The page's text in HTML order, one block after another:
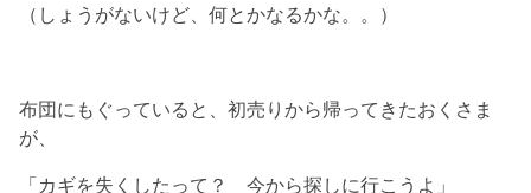
（しょうがないけど、何とかなるかな。。）
布団にもぐっていると、初売りから帰ってきたおくさま
が、
「カギを失くしたって？ 今から探しに行こうよ」